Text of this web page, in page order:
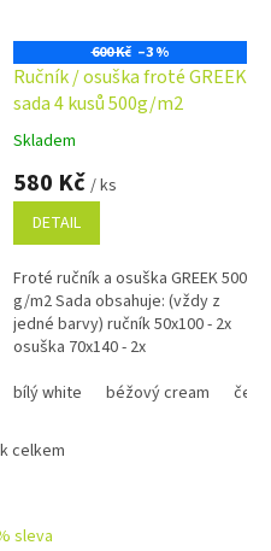
black tmavě modrý navy
600 Kč –3 %
Ručník / osuška froté GREEK
sada 4 kusů 500g/m2
Průměrné
hodnocení
produktu
5,0
5
hvězdiček.
Skladem
580 Kč / ks
DETAIL
Froté ručník a osuška GREEK 500
g/m2 Sada obsahuje: (vždy z
jedné barvy) ručník 50x100 - 2x
osuška 70x140 - 2x
bílý white
béžový cream
O
á
celkem
sleva